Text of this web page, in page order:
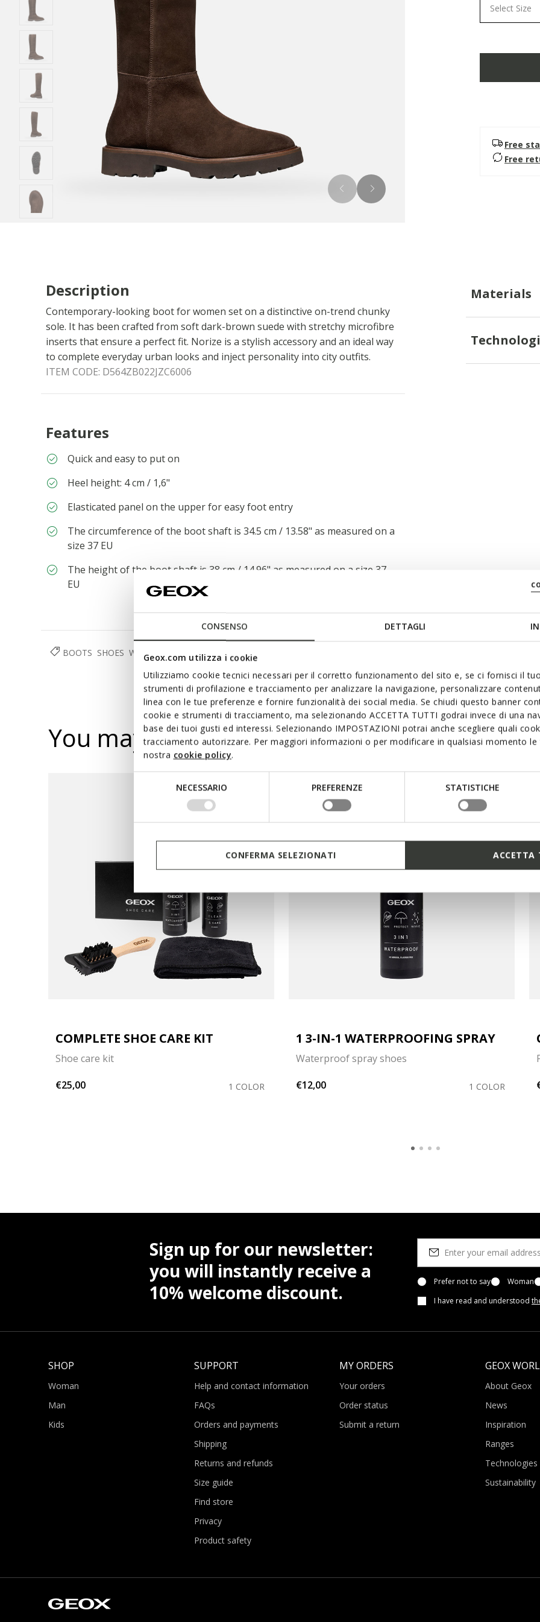
CONSENSO DETTAGLI
Geox.com utilizza i cookie
Utilizziamo cookie tecnici necessari per il corretto funzionamento del sito e, se ci fornisci il
strumenti di profilazione e tracciamento per analizzare la navigazione, personalizzare
linea con le tue preferenze e fornire funzionalità dei social media. Se chiudi questo banner
cookie e strumenti di tracciamento, ma selezionando ACCETTA TUTTI godrai invece di una
base dei tuoi gusti ed interessi. Selezionando IMPOSTAZIONI potrai anche scegliere quali
tracciamento autorizzare. Per maggiori informazioni o per modificare in qualsiasi momento
nostra cookie policy.
NECESSARIO PREFERENZE STATISTICHE
CONFERMA SELEZIONATI ACCETTA
Select Size
Free
Free
Description
Contemporary-looking boot for women set on a distinctive on-trend chunky
sole. It has been crafted from soft dark-brown suede with stretchy microfibre
inserts that ensure a perfect fit. Norize is a stylish accessory and an ideal way
to complete everyday urban looks and inject personality into city outfits.
ITEM CODE: D564ZB022JZC6006
Features
Quick and easy to put on
Heel height: 4 cm / 1,6"
Elasticated panel on the upper for easy foot entry
The circumference of the boot shaft is 34.5 cm / 13.58" as measured on a
size 37 EU
The height of the boot shaft is 38 cm / 14.96" as measured on a size 37
EU
Materials
BOOTS SHOES WOMAN
You may also like
COMPLETE SHOE CARE KIT
Shoe care kit
€25,00
1 COLOR
1 3-IN-1 WATERPROOFING SPRAY
Waterproof spray shoes
€12,00
1 COLOR
Sign up for our newsletter:
you will instantly receive a
10% welcome discount.
Prefer not to say
Woman
I have read and understood
SHOP
Woman
Man
Kids
SUPPORT
Help and contact information
FAQs
Orders and payments
Shipping
Returns and refunds
Size guide
Find store
Privacy
Product safety
MY ORDERS
Your orders
Order status
Submit a return
GEOX
About Geox
News
Inspiration
Ranges
Technologies
Sustainability